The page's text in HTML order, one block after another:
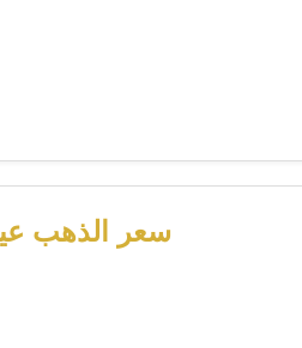
سعر الذهب